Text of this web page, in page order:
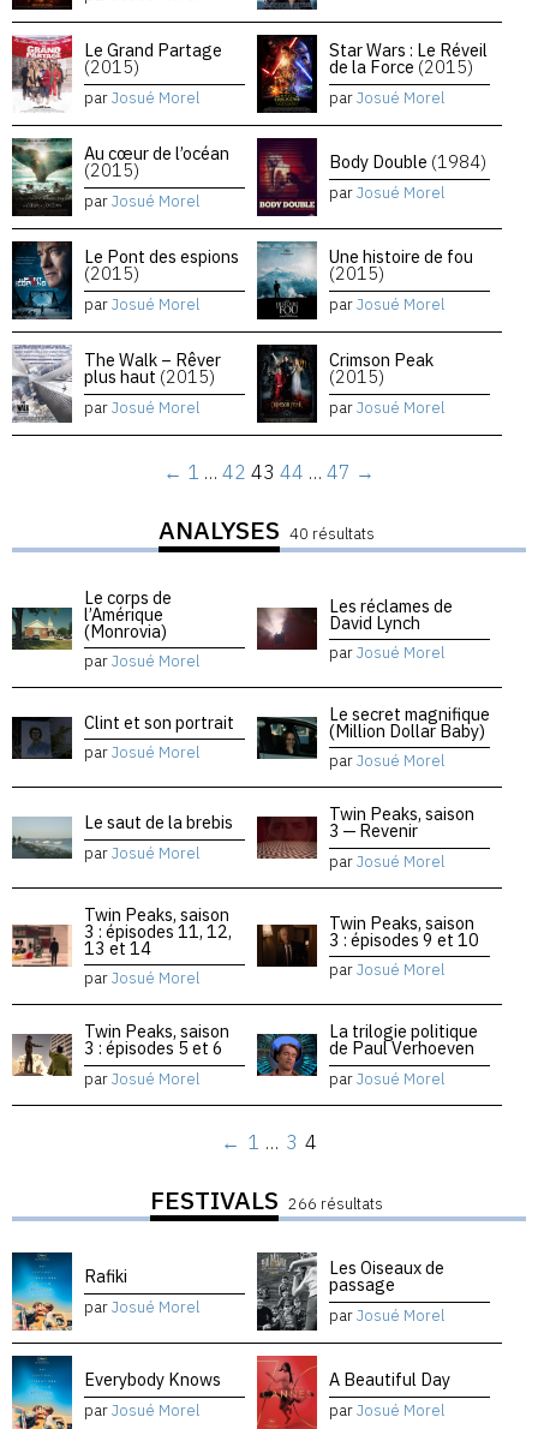
Le Grand Partage
(2015)
parJosué Morel
Star Wars : Le Réveil
de la Force (2015)
parJosué Morel
Au cœur de l’océan
(2015)
parJosué Morel
Body Double (1984)
parJosué Morel
Le Pont des espions
(2015)
parJosué Morel
Une histoire de fou
(2015)
parJosué Morel
The Walk – Rêver
plus haut (2015)
parJosué Morel
Crimson Peak
(2015)
parJosué Morel
← 1 … 42 43 44 … 47 →
ANALYSES 40 résultats
Le corps de
l’Amérique
(Monrovia)
parJosué Morel
Les réclames de
David Lynch
parJosué Morel
Clint et son portrait
parJosué Morel
Le secret magnifique
(Million Dollar Baby)
parJosué Morel
Le saut de la brebis
parJosué Morel
Twin Peaks, saison
3 — Revenir
parJosué Morel
Twin Peaks, saison
3 : épisodes 11, 12,
13 et 14
parJosué Morel
Twin Peaks, saison
3 : épisodes 9 et 10
parJosué Morel
Twin Peaks, saison
3 : épisodes 5 et 6
parJosué Morel
La trilogie politique
de Paul Verhoeven
parJosué Morel
← 1 … 3 4
FESTIVALS 266 résultats
Rafiki
parJosué Morel
Les Oiseaux de
passage
parJosué Morel
Everybody Knows
parJosué Morel
A Beautiful Day
parJosué Morel